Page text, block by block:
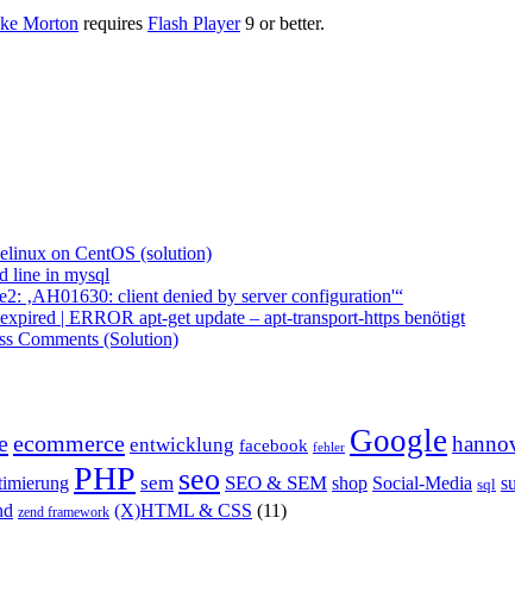
Morton requires Flash Player9 or better.
on CentOS (solution)
line in mysql
‚AH01630: client denied by server configuration'“
| ERROR apt-get update – apt-transport-https benötigt
Comments (Solution)
ecommerce entwicklung facebook fehler Google
PHP sem seo SEO & SEM shop Social-Media sql
zend framework (X)HTML & CSS (11)